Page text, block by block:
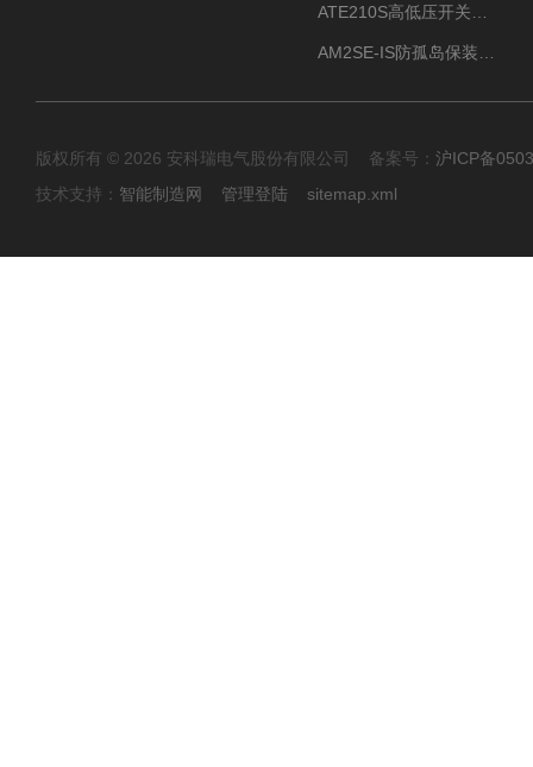
版权所有 © 2026 安科瑞电气股份有限公司 备案号： 沪ICP备
技术支持： 智能制造网 管理登陆 sitemap.xml